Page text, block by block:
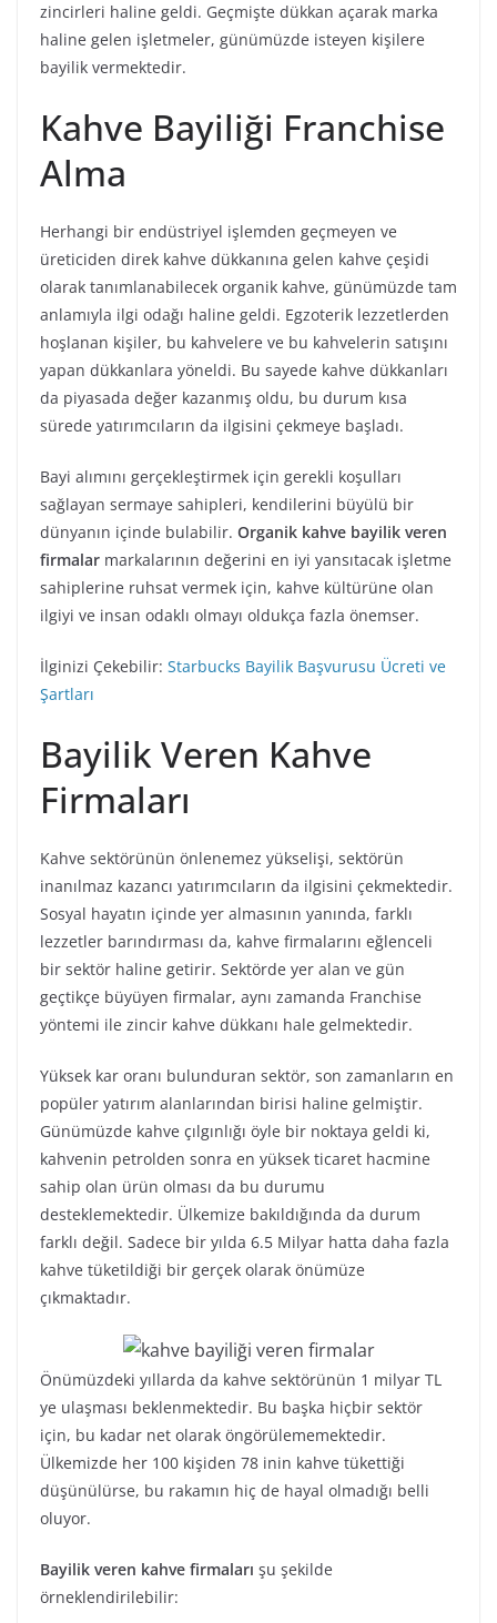
zincirleri haline geldi. Geçmişte dükkan açarak marka
haline gelen işletmeler, günümüzde isteyen kişilere
bayilik vermektedir.
Kahve Bayiliği Franchise
Alma
Herhangi bir endüstriyel işlemden geçmeyen ve
üreticiden direk kahve dükkanına gelen kahve çeşidi
olarak tanımlanabilecek organik kahve, günümüzde tam
anlamıyla ilgi odağı haline geldi. Egzoterik lezzetlerden
hoşlanan kişiler, bu kahvelere ve bu kahvelerin satışını
yapan dükkanlara yöneldi. Bu sayede kahve dükkanları
da piyasada değer kazanmış oldu, bu durum kısa
sürede yatırımcıların da ilgisini çekmeye başladı.
Bayi alımını gerçekleştirmek için gerekli koşulları
sağlayan sermaye sahipleri, kendilerini büyülü bir
dünyanın içinde bulabilir. Organik kahve bayilik veren
firmalar markalarının değerini en iyi yansıtacak işletme
sahiplerine ruhsat vermek için, kahve kültürüne olan
ilgiyi ve insan odaklı olmayı oldukça fazla önemser.
İlginizi Çekebilir: Starbucks Bayilik Başvurusu Ücreti ve
Şartları
Bayilik Veren Kahve
Firmaları
Kahve sektörünün önlenemez yükselişi, sektörün
inanılmaz kazancı yatırımcıların da ilgisini çekmektedir.
Sosyal hayatın içinde yer almasının yanında, farklı
lezzetler barındırması da, kahve firmalarını eğlenceli
bir sektör haline getirir. Sektörde yer alan ve gün
geçtikçe büyüyen firmalar, aynı zamanda Franchise
yöntemi ile zincir kahve dükkanı hale gelmektedir.
Yüksek kar oranı bulunduran sektör, son zamanların en
popüler yatırım alanlarından birisi haline gelmiştir.
Günümüzde kahve çılgınlığı öyle bir noktaya geldi ki,
kahvenin petrolden sonra en yüksek ticaret hacmine
sahip olan ürün olması da bu durumu
desteklemektedir. Ülkemize bakıldığında da durum
farklı değil. Sadece bir yılda 6.5 Milyar hatta daha fazla
kahve tüketildiği bir gerçek olarak önümüze
çıkmaktadır.
Önümüzdeki yıllarda da kahve sektörünün 1 milyar TL
ye ulaşması beklenmektedir. Bu başka hiçbir sektör
için, bu kadar net olarak öngörülememektedir.
Ülkemizde her 100 kişiden 78 inin kahve tükettiği
düşünülürse, bu rakamın hiç de hayal olmadığı belli
oluyor.
Bayilik veren kahve firmaları şu şekilde
örneklendirilebilir: